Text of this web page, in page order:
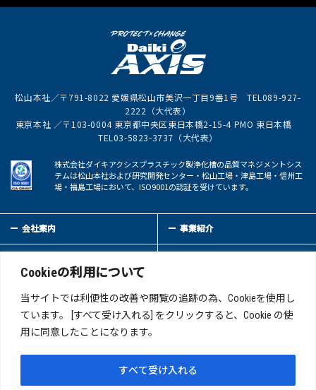
Cookieの利用について
当サイトでは利便性の改善や閲覧の追跡の為、Cookieを使用し
ています。 [すべて受け入れる] をクリックすると、Cookie の使
用に同意したことになります。
すべて受け入れる
松山本社／〒791-8022 愛媛県松山市美沢一丁目9番1号 TEL089-927-
2222（大代表）
東京本社 ／〒103-0004 東京都中央区東日本橋2-15-4 PMO 東日本橋
TEL03-5823-3737（大代表）
株式会社ダイキアクシスプラスチック製浄化槽の品質マネジメントシス
テムは松山本社および研究開発センター・松山工場・津島工場・信州工
場・福島工場において、ISO9001の認証を受けています。
会社案内 事業紹介
採用情報
お問い合わせ
このサイトについて プライバシーポリシー
反社会的勢力への対応について